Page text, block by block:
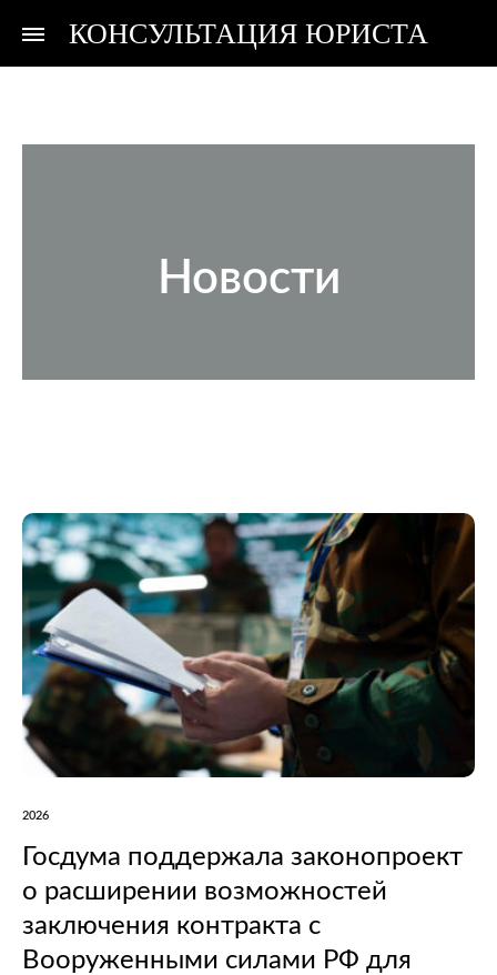
КОНСУЛЬТАЦИЯ ЮРИСТА
Консультация
Консультация
Новости
2026
Госдума поддержала законопроект
о расширении возможностей
заключения контракта с
Вооруженными силами РФ для